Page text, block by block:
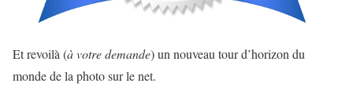
Et revoilà (à votre demande) un nouveau tour d’horizon du
monde de la photo sur le net.